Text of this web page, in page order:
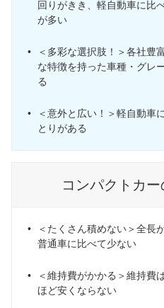
回りがきき、軽自動車に比
が多い
＜多彩な選択肢！＞各社豊
な特徴を持った車種・グレ
る
＜意外と広い！＞軽自動車
とりがある
コンパクトカ
＜たくさん積めない＞全長
普通車に比べて少ない
＜維持費がかかる＞維持費
ほど安くならない